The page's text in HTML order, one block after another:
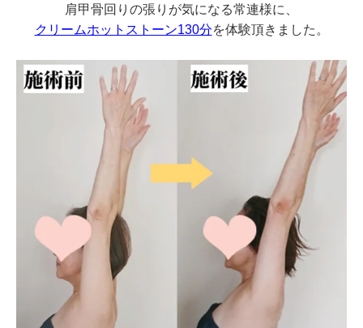
肩甲骨回りの張りが気になる常連様に、
クリームホットストーン130分を体験頂きました。